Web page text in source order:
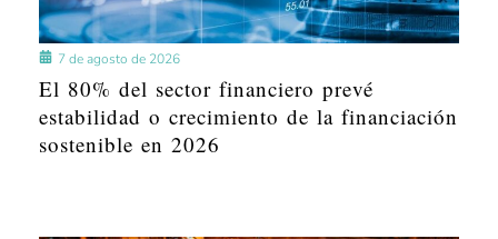
7 de agosto de 2026
El 80% del sector financiero prevé
estabilidad o crecimiento de la financiación
sostenible en 2026